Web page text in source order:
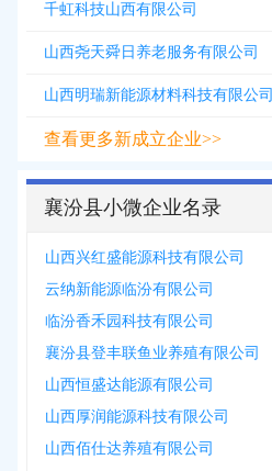
千虹科技山西有限公司
山西尧天舜日养老服务有限公司
山西明瑞新能源材料科技有限公司
查看更多新成立企业>>
襄汾县小微企业名录
山西兴红盛能源科技有限公司
云纳新能源临汾有限公司
临汾香禾园科技有限公司
襄汾县登丰联鱼业养殖有限公司
山西恒盛达能源有限公司
山西厚润能源科技有限公司
山西佰仕达养殖有限公司